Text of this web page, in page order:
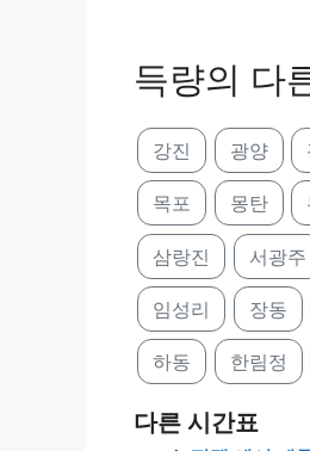
득량의 다
강진 광양
목포 몽탄
삼랑진 서광주
임성리 장동
하동 한림정
다른 시간표